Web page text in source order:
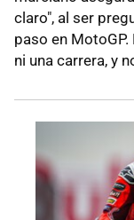
claro", al ser
paso en
ni una carrera, y